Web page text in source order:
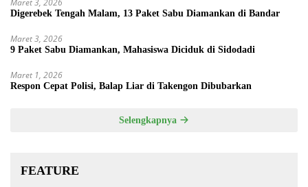
Maret 3, 2026
Digerebek Tengah Malam, 13 Paket Sabu Diamankan di Bandar
Maret 3, 2026
9 Paket Sabu Diamankan, Mahasiswa Diciduk di Sidodadi
Maret 1, 2026
Respon Cepat Polisi, Balap Liar di Takengon Dibubarkan
Selengkapnya
FEATURE